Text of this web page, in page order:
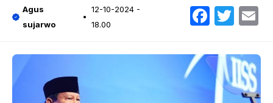
Agus
sujarwo
12-10-2024 -
18.00